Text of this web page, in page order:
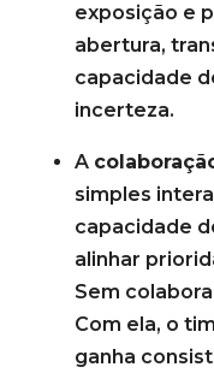
exposição e
abertura,
capacidade
incerteza.
A
simples
capacidade
alinhar
Sem
Com ela, o
ganha